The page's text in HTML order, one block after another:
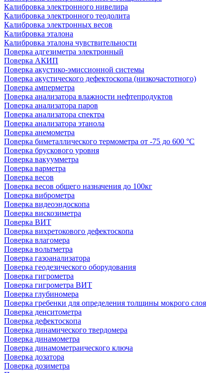
Калибровка электронного нивелира
Калибровка электронного теодолита
Калибровка электронных весов
Калибровка эталона
Калибровка эталона чувствительности
Поверка адгезиметра электронный
Поверка АКИП
Поверка акустико-эмиссионной системы
Поверка акустического дефектоскопа (низкочастотного)
Поверка амперметра
Поверка анализатора влажности нефтепродуктов
Поверка анализатора паров
Поверка анализатора спектра
Поверка анализатора этанола
Поверка анемометра
Поверка биметаллического термометра от -75 до 600 °С
Поверка брускового уровня
Поверка вакуумметра
Поверка варметра
Поверка весов
Поверка весов общего назначения до 100кг
Поверка виброметра
Поверка видеоэндоскопа
Поверка вискозиметра
Поверка ВИТ
Поверка вихретокового дефектоскопа
Поверка влагомера
Поверка вольтметра
Поверка газоанализатора
Поверка геодезического оборудования
Поверка гигрометра
Поверка гигрометра ВИТ
Поверка глубиномера
Поверка гребенки для определения толщины мокрого слоя
Поверка денситометра
Поверка дефектоскопа
Поверка динамического твердомера
Поверка динамометра
Поверка динамометраического ключа
Поверка дозатора
Поверка дозиметра